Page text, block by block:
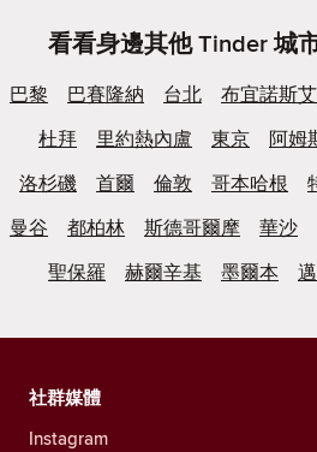
看看身邊其他 Tinder 城
巴黎 巴賽隆納 台北 布宜諾斯
杜拜
里約熱內盧 東京 阿姆
洛杉磯
首爾 倫敦 哥本哈根
曼谷
都柏林 斯德哥爾摩 華沙
聖保羅
赫爾辛基 墨爾本
社群媒體
Instagram